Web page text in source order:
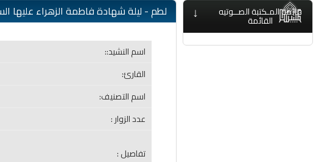
↓ قائمة المـكتبة الصــوتيه
القائمة
لطم - ليلة شهادة فاطمة الزهراء عليها السلام
اسم النشيد::
القارئ:
اسم التصنيف:
عدد الزوار :
تفاصيل :